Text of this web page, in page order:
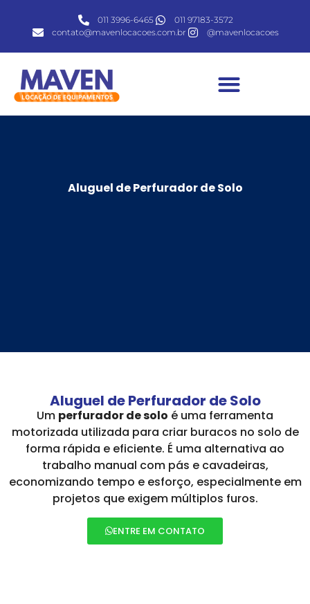
011 3996-6465
011 97183-3572
contato@mavenlocacoes.com.br
@mavenlocacoes
Aluguel de Perfurador de Solo
Aluguel de Perfurador de Solo
Um perfurador de solo é uma ferramenta
motorizada utilizada para criar buracos no solo de
forma rápida e eficiente. É uma alternativa ao
trabalho manual com pás e cavadeiras,
economizando tempo e esforço, especialmente em
projetos que exigem múltiplos furos.
ENTRE EM CONTATO